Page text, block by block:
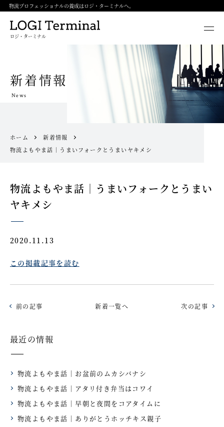
物流プロフェッショナルの養成はロジ・ターミナルへ。
ロジ・ターミナル
新着情報
News
ホーム
新着情報
物流よもやま話｜うまいフォークとうまいヤキメシ
物流よもやま話｜うまいフォークとうまい
ヤキメシ
2020.11.13
この掲載記事を読む
前の記事 新着一覧へ 次の記事
最近の情報
物流よもやま話｜お盆前のムカシバナシ
物流よもやま話｜アタリ付き弁当はコワイ
物流よもやま話｜早朝と夜間をコアタイムに
物流よもやま話｜ありがとうホッチキス親子